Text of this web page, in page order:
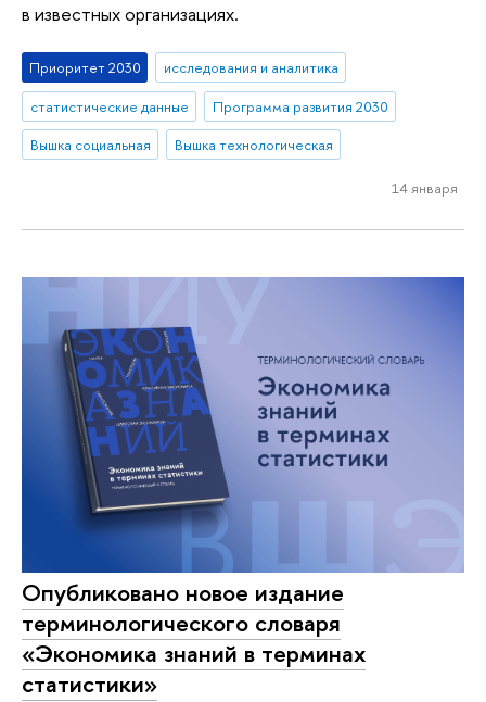
в известных организациях.
Приоритет 2030
исследования и аналитика
статистические данные
Программа развития 2030
Вышка социальная
Вышка технологическая
14 января
Опубликовано новое издание
терминологического словаря
«Экономика знаний в терминах
статистики»